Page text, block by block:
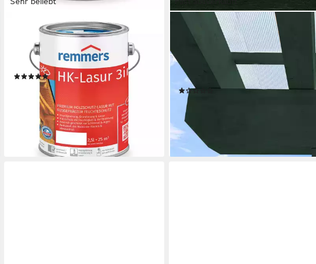
REMMERS
Holzschutzlasur Remmers HK-Lasur
3in1 – Imprägnierung, Grundierung &
Lasur in einem
(25)
ab 72,95 €
(14,59 €/ 1 l)
lieferbar - in 4-5 Werktagen bei dir
+15
REMMERS
Holzschutzlasur HK-Lasur 3in1 [plus]
ebenholz matt 0,75 Liter, 3fach
Holzschutz mit Imprägnierung +
Grundierung + Lasur
(1)
ab 23,24 €
lieferbar - in 2-3 Werktagen bei dir